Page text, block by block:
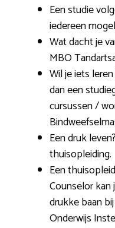
Een studie
iedereen
Wat dacht je
MBO
Wil je iets
dan een
cursussen /
Een druk
thuisopleiding.
Een
Counselor kan
drukke baan
Onderwijs